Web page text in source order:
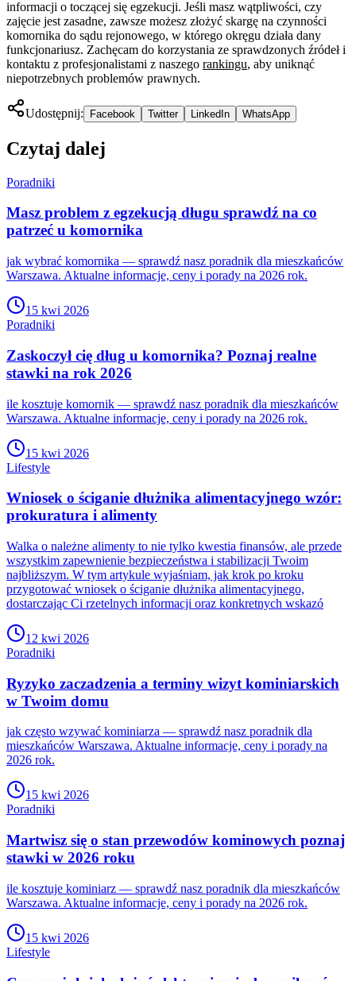
informacji o toczącej się egzekucji. Jeśli masz wątpliwości, czy
zajęcie jest zasadne, zawsze możesz złożyć skargę na czynności
komornika do sądu rejonowego, w którego okręgu działa dany
funkcjonariusz. Zachęcam do korzystania ze sprawdzonych źródeł i
kontaktu z profesjonalistami z naszego rankingu, aby uniknąć
niepotrzebnych problemów prawnych.
Udostępnij: Facebook Twitter LinkedIn WhatsApp
Czytaj dalej
Poradniki
Masz problem z egzekucją długu sprawdź na co
patrzeć u komornika
jak wybrać komornika — sprawdź nasz poradnik dla mieszkańców
Warszawa. Aktualne informacje, ceny i porady na 2026 rok.
15 kwi 2026
Poradniki
Zaskoczył cię dług u komornika? Poznaj realne
stawki na rok 2026
ile kosztuje komornik — sprawdź nasz poradnik dla mieszkańców
Warszawa. Aktualne informacje, ceny i porady na 2026 rok.
15 kwi 2026
Lifestyle
Wniosek o ściganie dłużnika alimentacyjnego wzór:
prokuratura i alimenty
Walka o należne alimenty to nie tylko kwestia finansów, ale przede
wszystkim zapewnienie bezpieczeństwa i stabilizacji Twoim
najbliższym. W tym artykule wyjaśniam, jak krok po kroku
przygotować wniosek o ściganie dłużnika alimentacyjnego,
dostarczając Ci rzetelnych informacji oraz konkretnych wskazó
12 kwi 2026
Poradniki
Ryzyko zaczadzenia a terminy wizyt kominiarskich
w Twoim domu
jak często wzywać kominiarza — sprawdź nasz poradnik dla
mieszkańców Warszawa. Aktualne informacje, ceny i porady na
2026 rok.
15 kwi 2026
Poradniki
Martwisz się o stan przewodów kominowych poznaj
stawki w 2026 roku
ile kosztuje kominiarz — sprawdź nasz poradnik dla mieszkańców
Warszawa. Aktualne informacje, ceny i porady na 2026 rok.
15 kwi 2026
Lifestyle